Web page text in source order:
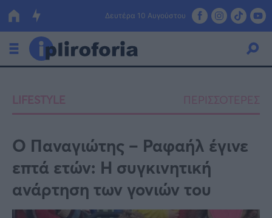
Δευτέρα 10 Αυγούστου
Οικονομία
Πολιτική
Τράπεζες
Επιδοτήσεις
Κόσμος
LIFESTYLE ΠΕΡΙΣΣΟΤΕΡΕΣ
Ο Παναγιώτης – Ραφαήλ έγινε
επτά ετών: Η συγκινητική
ανάρτηση των γονιών του